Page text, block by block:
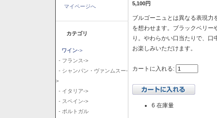
マイページへ
カテゴリ
ワイン->
- フランス->
- シャンパン・ヴァンムスー-
>
- イタリア->
- スペイン->
- ポルトガル
5,100円
ブルゴーニュとは異なる表現力
を想わせます。ブラックベリー
り。やわらかい口当たりで、
お楽しみいただけます。
カートに入れる:
6 在庫量